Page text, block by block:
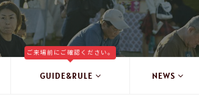
GUIDE&RULE
ご来場前にご確認ください。
NEWS